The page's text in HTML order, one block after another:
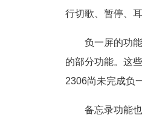
行切歌、暂停、
负一屏的功
的部分功能。这
2306尚未完成负
备忘录功能